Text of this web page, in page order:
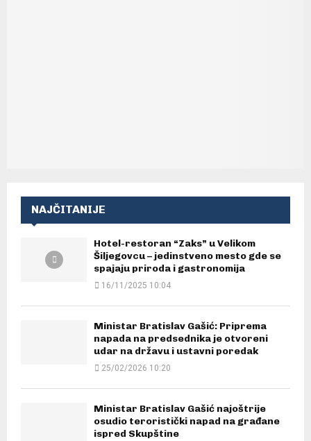
NAJČITANIJE
Hotel-restoran “Zaks” u Velikom
Šiljegovcu – jedinstveno mesto gde se
spajaju priroda i gastronomija
16/11/2025 10:04
Ministar Bratislav Gašić: Priprema
napada na predsednika je otvoreni
udar na državu i ustavni poredak
25/02/2026 10:20
Ministar Bratislav Gašić najoštrije
osudio teroristički napad na građane
ispred Skupštine